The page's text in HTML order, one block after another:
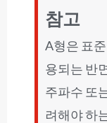
참고
A형은 표
용되는 반
주파수 또
려해야 하